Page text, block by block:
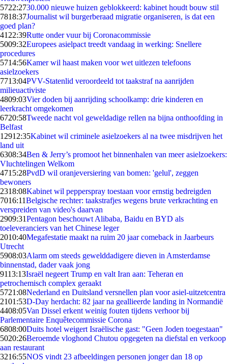
5722:2730.000 nieuwe huizen geblokkeerd: kabinet houdt bouw stil
7818:37Journalist wil burgerberaad migratie organiseren, is dat een
goed plan?
41 22:39Rutte onder vuur bij Coronacommissie
5009:32Europees asielpact treedt vandaag in werking: Snellere
procedures
5714:56Kamer wil haast maken voor wet uitlezen telefoons
asielzoekers
7713:04PVV-Statenlid veroordeeld tot taakstraf na aanrijden
milieuactiviste
4809:03Vier doden bij aanrijding schoolkamp: drie kinderen en
leerkracht omgekomen
6720:58Tweede nacht vol geweldadige rellen na bijna onthoofding in
Belfast
12912:35Kabinet wil criminele asielzoekers al na twee misdrijven het
land uit
6308:34Ben & Jerry’s promoot het binnenhalen van meer asielzoekers:
Vluchtelingen Welkom
4715:28PvdD wil oranjeversiering van bomen: 'gelul', zeggen
bewoners
2318:08Kabinet wil pepperspray toestaan voor ernstig bedreigden
7016:11Belgische rechter: taakstrafjes wegens brute verkrachting en
verspreiden van video's daarvan
2909:31Pentagon beschouwt Alibaba, Baidu en BYD als
toeleveranciers van het Chinese leger
2010:40Megafestatie maakt na ruim 20 jaar comeback in Jaarbeurs
Utrecht
5908:03Alarm om steeds gewelddadigere dieven in Amsterdamse
binnenstad, dader vaak jong
9113:13Israël negeert Trump en valt Iran aan: Teheran en
petrochemisch complex geraakt
5721:08Nederland en Duitsland versnellen plan voor asiel-uitzetcentra
2101:53D-Day herdacht: 82 jaar na geallieerde landing in Normandië
4408:05Van Dissel erkent weinig fouten tijdens verhoor bij
Parlementaire Enquêtecommissie Corona
6808:00Duits hotel weigert Israëlische gast: "Geen Joden toegestaan"
5020:26Beroemde vloghond Chutou opgegeten na diefstal en verkoop
aan restaurant
3216:55NOS vindt 23 afbeeldingen personen jonger dan 18 op